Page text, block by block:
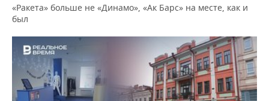
«Ракета» больше не «Динамо», «Ак Барс» на месте, как и
был